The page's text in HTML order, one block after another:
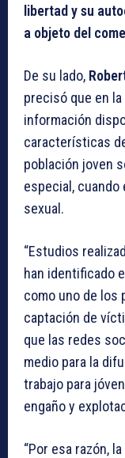
libertad y su
a objeto del
De su lado,
precisó que en la
información
características
población joven
especial,
sexual.
“Estudios
han identificado
como uno de los
captación de
que las redes
medio para la
trabajo para
engaño y
“Por esa razón,